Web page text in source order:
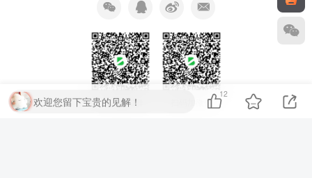
扫码加QQ群 扫码加微信
欢迎您留下宝贵的见解！
12